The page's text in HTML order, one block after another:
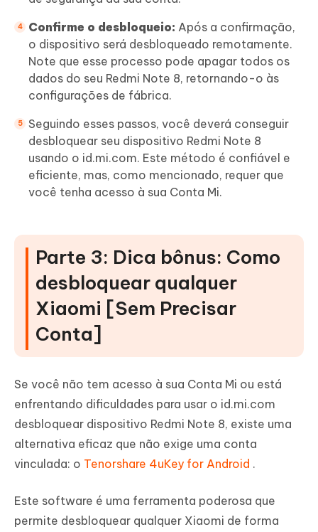
Confirme o desbloqueio: Após a confirmação,
o dispositivo será desbloqueado remotamente.
Note que esse processo pode apagar todos os
dados do seu Redmi Note 8, retornando-o às
configurações de fábrica.
Seguindo esses passos, você deverá conseguir
desbloquear seu dispositivo Redmi Note 8
usando o id.mi.com. Este método é confiável e
eficiente, mas, como mencionado, requer que
você tenha acesso à sua Conta Mi.
Parte 3: Dica bônus: Como
desbloquear qualquer
Xiaomi [Sem Precisar
Conta]
Se você não tem acesso à sua Conta Mi ou está
enfrentando dificuldades para usar o id.mi.com
desbloquear dispositivo Redmi Note 8, existe uma
alternativa eficaz que não exige uma conta
vinculada: o Tenorshare 4uKey for Android .
Este software é uma ferramenta poderosa que
permite desbloquear qualquer Xiaomi de forma